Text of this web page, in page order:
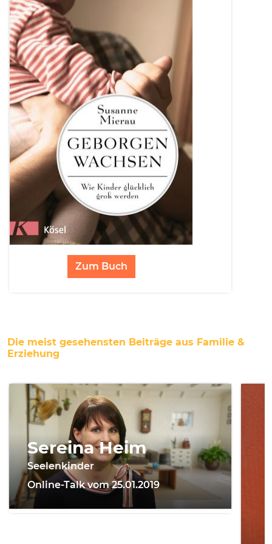
Zum Buch
Die meist gesehensten Beiträge aus Familie &
Erziehung
Sereina Heim
Seelenkinder
Online-Talk vom 25.01.2019